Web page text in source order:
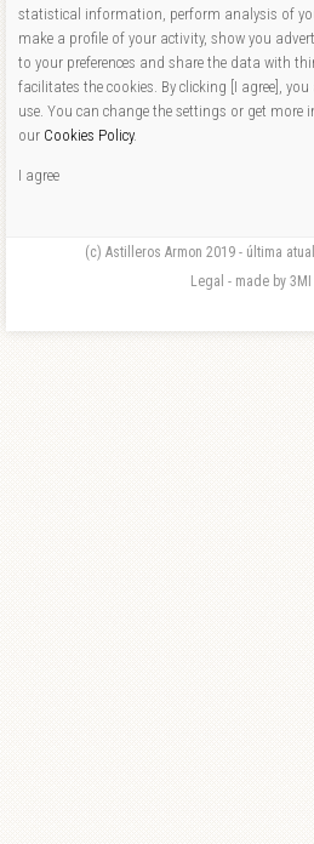
statistical information, perform analysis of
make a profile of your activity, show you
to your preferences and share the data with
facilitates the cookies. By clicking [I agree], you
use. You can change the settings or get more
our Cookies Policy.
I agree
(c) Astilleros Armon 2019 - última
Legal - made by 3MI